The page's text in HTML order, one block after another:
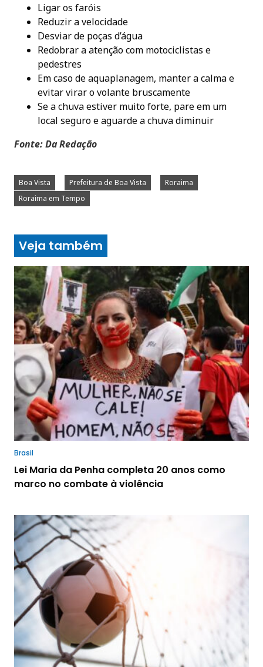
Ligar os faróis
Reduzir a velocidade
Desviar de poças d’água
Redobrar a atenção com motociclistas e
pedestres
Em caso de aquaplanagem, manter a calma e
evitar virar o volante bruscamente
Se a chuva estiver muito forte, pare em um
local seguro e aguarde a chuva diminuir
Fonte: Da Redação
Boa Vista Prefeitura de Boa Vista
Roraima
Roraima em Tempo
Veja também
Brasil
Lei Maria da Penha completa 20 anos como
marco no combate à violência